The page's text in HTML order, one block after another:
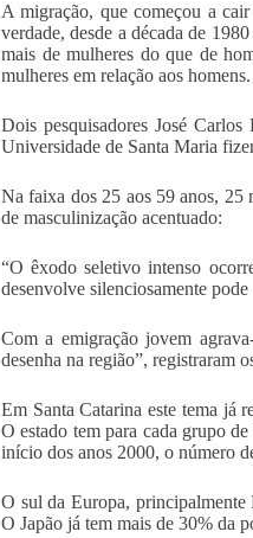
A migração, que começou a
verdade, desde a década de
mais de mulheres do que de
mulheres em relação aos homens.
Dois pesquisadores José
Universidade de Santa Maria
Na faixa dos 25 aos 59 anos, 25
de masculinização acentuado:
“O êxodo seletivo intenso
desenvolve silenciosamente
Com a emigração jovem
desenha na região”, registraram
Em Santa Catarina este tema já
O estado tem para cada grupo
início dos anos 2000, o número
O sul da Europa, principalmente
O Japão já tem mais de 30% da